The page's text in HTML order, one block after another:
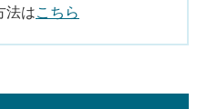
法はこちら